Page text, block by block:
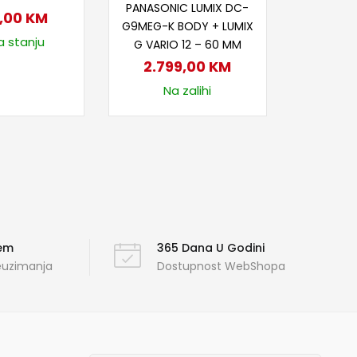
KM
stanju
PANASONIC LUMIX DC-
G9MEG-K BODY + LUMIX
G VARIO 12 – 60 MM
2.799,00 KM
Na zalihi
365 Dana U Godini
Dostupnost WebShopa